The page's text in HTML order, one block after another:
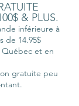
& PLUS.
inférieure à
de 14.95$
et en
gratuite peu